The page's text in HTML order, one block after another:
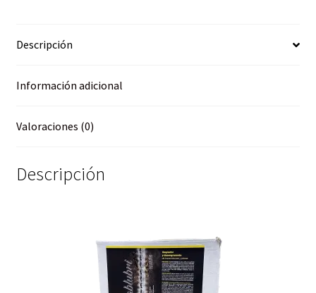
Descripción
Información adicional
Valoraciones (0)
Descripción